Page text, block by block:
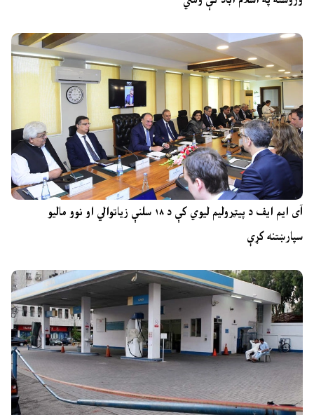
آی ایم ایف د پیټرولیم لیوي کې د ۱۸ سلنې زیاتوالي او نوو مالیو
سپارښتنه کړې